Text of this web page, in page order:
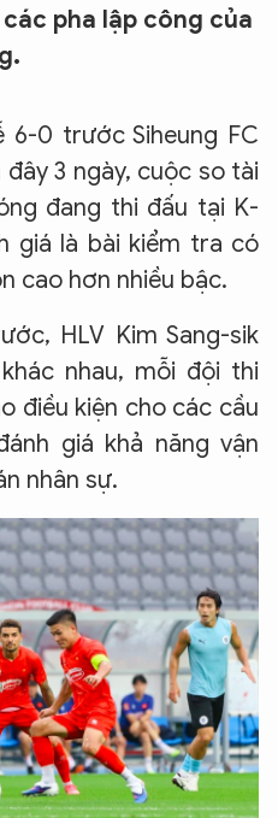
pha lập công của
6-0 trước Siheung FC
3 ngày, cuộc so tài
đang thi đấu tại K-
giá là bài kiểm tra có
cao hơn nhiều bậc.
HLV Kim Sang-sik
nhau, mỗi đội thi
điều kiện cho các cầu
giá khả năng vận
nhân sự.